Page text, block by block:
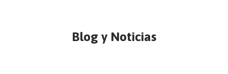
Blog y Noticias